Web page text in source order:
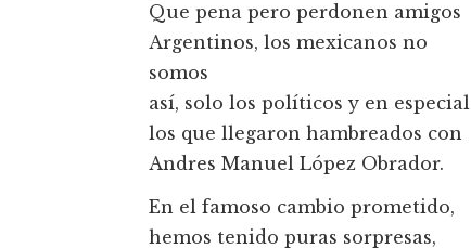
Que pena pero perdonen amigos
Argentinos, los mexicanos no
somos
así, solo los políticos y en especial
los que llegaron hambreados con
Andres Manuel López Obrador.
En el famoso cambio prometido,
hemos tenido puras sorpresas,